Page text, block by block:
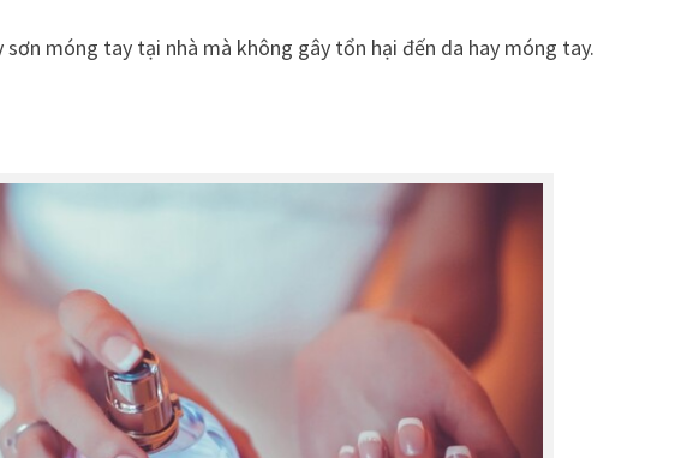
sơn móng tay tại nhà mà không gây tổn hại đến da hay móng tay.